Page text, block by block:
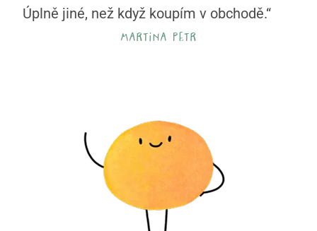
Úplně jiné, než když koupím v obchodě.“
martina petr